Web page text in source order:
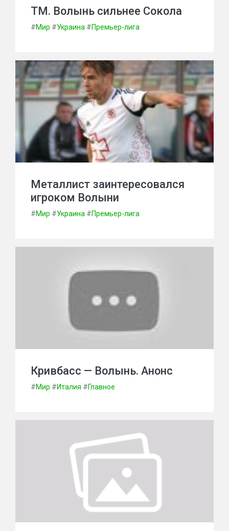
ТМ. Волынь сильнее Сокола
#Мир #Украина #Премьер-лига
Металлист заинтересовался
игроком Волыни
#Мир #Украина #Премьер-лига
Кривбасс — Волынь. Анонс
#Мир #Италия #Главное